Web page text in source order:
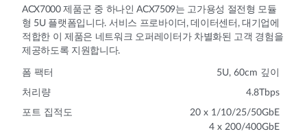
ACX7000 제품군 중 하나인 ACX7509는 고가용성 절전형 모듈
형 5U 플랫폼입니다. 서비스 프로바이더, 데이터센터, 대기업에
적합한 이 제품은 네트워크 오퍼레이터가 차별화된 고객 경험을
제공하도록 지원합니다.
폼 팩터 5U, 60cm 깊이
처리량 4.8Tbps
포트 집적도
20 x 1/10/25/50GbE
4 x 200/400GbE